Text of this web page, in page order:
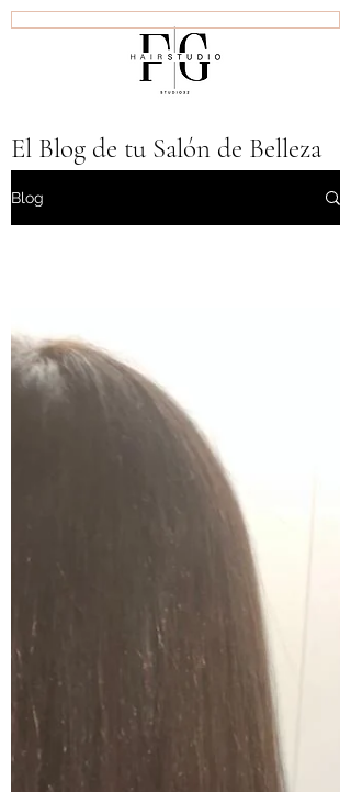
Bienvenidos
El Blog de tu Salón de Belleza
en San Miguel
Blog